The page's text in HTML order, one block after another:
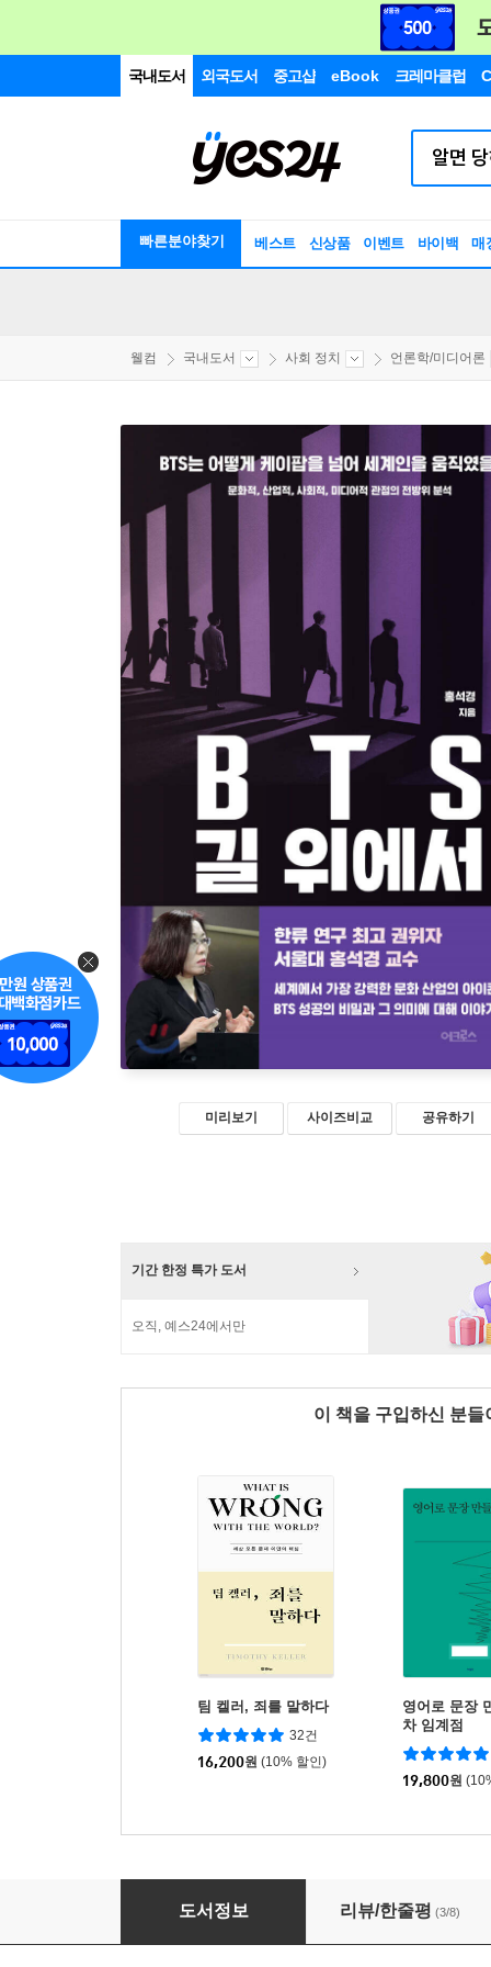
국내도서 외국도서 중고샵 eBook 크레마클럽
빠른분야찾기 베스트 신상품 이벤트 바이백 매
웰컴 국내도서 사회 정치 언론학/미디어론
미리보기 사이즈비교 공유하기
기간 한정 특가 도서
오직, 예스24에서만
이 책을 구입하신 분
팀 켈러, 죄를 말하다
32건
16,200원 (10% 할인)
영어로 문장
차 임계점
19,800원
BTS 길 위에서
도서정보 리뷰/한줄평 (3/8)